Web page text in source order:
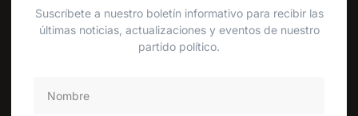
Suscríbete a nuestro boletín informativo para recibir las
últimas noticias, actualizaciones y eventos de nuestro
partido político.